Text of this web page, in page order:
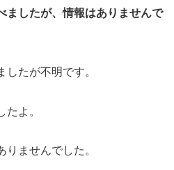
ましたが、情報はありませんで
たが不明です。
よ。
ませんでした。